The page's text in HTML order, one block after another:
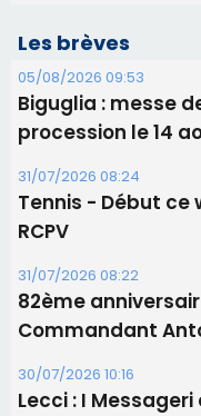
Les brèves
05/08/2026 09:53
Biguglia : messe
procession le 14
31/07/2026 08:24
Tennis - Début ce
RCPV
31/07/2026 08:22
82ème
Commandant
30/07/2026 10:16
Lecci : I